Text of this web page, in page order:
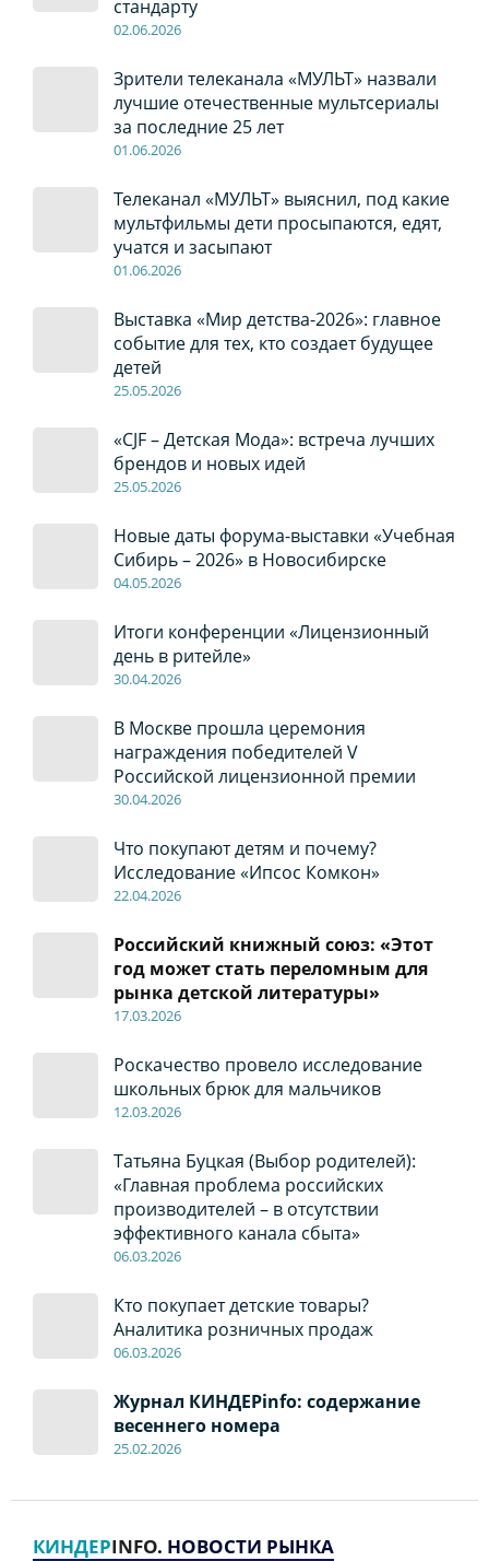
стандарту
02.06.2026
Зрители телеканала «МУЛЬТ» назвали
лучшие отечественные мультсериалы
за последние 25 лет
01.06.2026
Телеканал «МУЛЬТ» выяснил, под какие
мультфильмы дети просыпаются, едят,
учатся и засыпают
01.06.2026
Выставка «Мир детства-2026»: главное
событие для тех, кто создает будущее
детей
25.05.2026
«CJF – Детская Мода»: встреча лучших
брендов и новых идей
25.05.2026
Новые даты форума-выставки «Учебная
Сибирь – 2026» в Новосибирске
04.05.2026
Итоги конференции «Лицензионный
день в ритейле»
30.04.2026
В Москве прошла церемония
награждения победителей V
Российской лицензионной премии
30.04.2026
Что покупают детям и почему?
Исследование «Ипсос Комкон»
22.04.2026
Российский книжный союз: «Этот
год может стать переломным для
рынка детской литературы»
17.03.2026
Роскачество провело исследование
школьных брюк для мальчиков
12.03.2026
Татьяна Буцкая (Выбор родителей):
«Главная проблема российских
производителей – в отсутствии
эффективного канала сбыта»
06.03.2026
Кто покупает детские товары?
Аналитика розничных продаж
06.03.2026
Журнал КИНДЕРinfo: содержание
весеннего номера
25.02.2026
КИНДЕРINFO. НОВОСТИ РЫНКА